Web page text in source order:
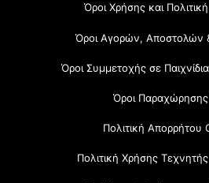
Όροι Χρήσης και
Όροι Αγορών, Αποστολών
Όροι Συμμετοχής σε
Όροι
Πολιτική Απορρήτου
Πολιτική Χρήσης